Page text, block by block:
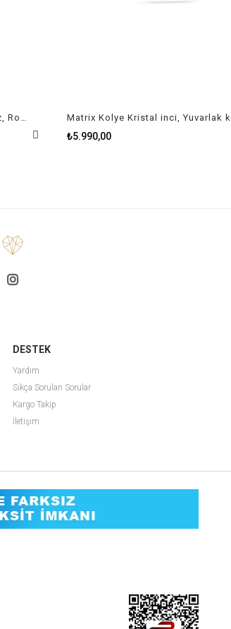
Matrix Kolye Kristal inci, Yuvarlak kesim, Beyaz, Pembe altın rengi kaplama
₺5.990,00
DESTEK
Yardım
Sıkça Sorulan Sorular
Kargo Takip
İletişim